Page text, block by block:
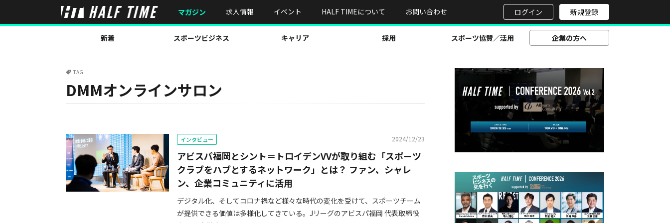
マガジン 求人情報 イベント HALF TIMEについて お問い合わせ ログイン 新規登録
新着 スポーツビジネス キャリア 採用 スポーツ協賛／活用 企業の方へ
TAG
DMMオンラインサロン
インタビュー 2024/12/23
アビスパ福岡とシント＝トロイデンVVが取り組む「スポーツ
クラブをハブとするネットワーク」とは？ ファン、シャレ
ン、企業コミュニティに活用
デジタル化、そしてコロナ禍など様々な時代の変化を受けて、スポーツチーム
が提供できる価値は多様化してきている。Jリーグのアビスパ福岡 代表取締役